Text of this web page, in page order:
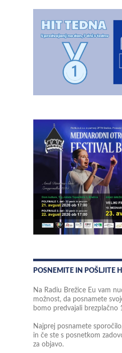
POSNEMITE IN POŠLJITE
Na Radiu Brežice Eu vam
možnost, da posnamete
bomo predvajali brezplačno
Najprej posnamete
in če ste s posnetkom
za objavo.